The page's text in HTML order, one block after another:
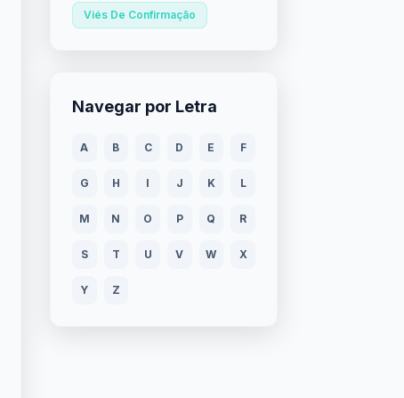
Viés De Confirmação
Navegar por Letra
A B C D E F
G H I J K L
M N O P Q R
S T U V W X
Y Z